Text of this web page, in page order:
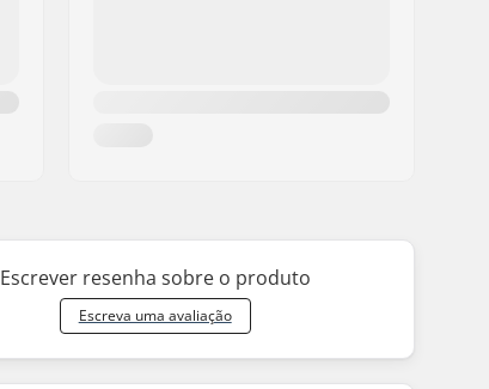
Escrever resenha sobre o produto
Escreva uma avaliação